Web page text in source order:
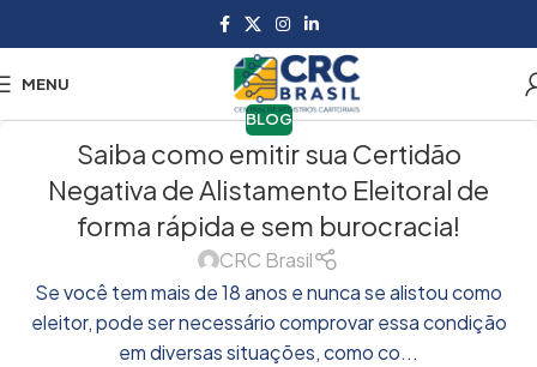
MENU
BLOG
Saiba como emitir sua Certidão
Negativa de Alistamento Eleitoral de
forma rápida e sem burocracia!
CRC Brasil
Se você tem mais de 18 anos e nunca se alistou como
eleitor, pode ser necessário comprovar essa condição
em diversas situações, como co...